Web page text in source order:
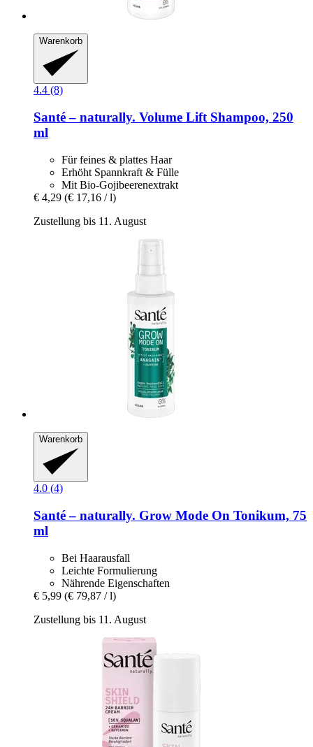
Warenkorb
4.4 (8)
Santé – naturally. Volume Lift Shampoo, 250
ml
Für feines & plattes Haar
Erhöht Spannkraft & Fülle
Mit Bio-Gojibeerenextrakt
€ 4,29 (€ 17,16 / l)
Zustellung bis 11. August
Warenkorb
4.0 (4)
Santé – naturally. Grow Mode On Tonikum, 75
ml
Bei Haarausfall
Leichte Formulierung
Nährende Eigenschaften
€ 5,99 (€ 79,87 / l)
Zustellung bis 11. August